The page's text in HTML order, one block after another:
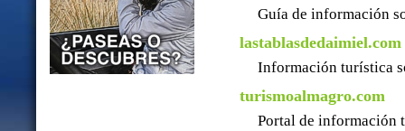
Guía de información
lastablasdedaimiel.com
Información turística
turismoalmagro.com
Portal de información